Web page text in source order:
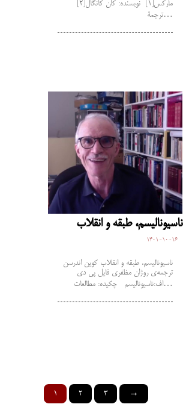
ترجمۀ…
ناسیونالیسم، طبقه و انقلاب
1401-10-16
ناسیونالیسم، طبقه و انقلاب کوین اندرسن
ترجمه‌ی روژان مظفری فایل پی دی
اف:ناسیونالیسم چکیده: مطالعات…
1 2 3 →